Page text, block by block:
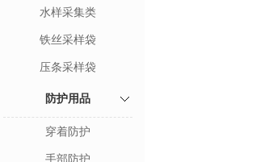
水样采集类
铁丝采样袋
压条采样袋
防护用品
穿着防护
手部防护